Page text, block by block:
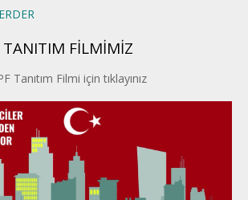
TANITIM FİLMİMİZ
Tanıtım Filmi için tıklayınız